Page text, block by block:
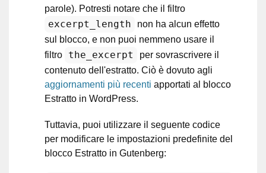
parole). Potresti notare che il filtro
excerpt_length
non ha alcun effetto
sul blocco, e non puoi nemmeno usare il
filtro
the_excerpt
per sovrascrivere il
contenuto dell'estratto. Ciò è dovuto agli
aggiornamenti più recenti apportati al blocco
Estratto in WordPress.
Tuttavia, puoi utilizzare il seguente codice
per modificare le impostazioni predefinite del
blocco Estratto in Gutenberg: